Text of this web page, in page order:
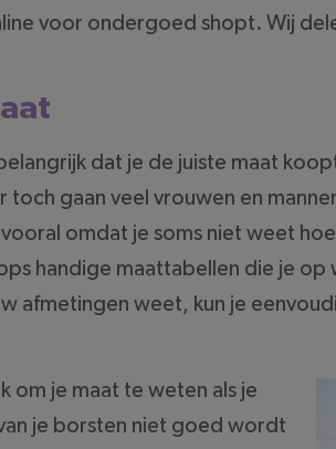
voor ondergoed shopt. Wij
dat je de juiste maat
gaan veel vrouwen en
omdat je soms niet weet
handige maattabellen die je
afmetingen weet, kun je
om je maat te weten als je
je borsten niet goed wordt